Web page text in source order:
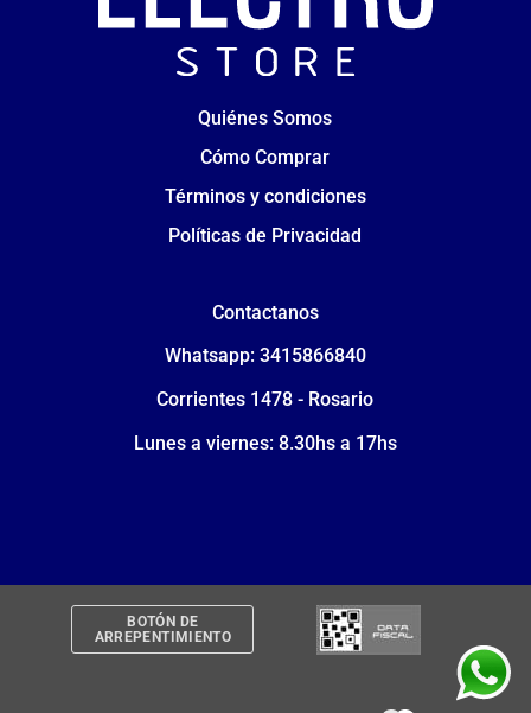
Quiénes Somos
Cómo Comprar
Términos y condiciones
Políticas de Privacidad
Contactanos
Whatsapp: 3415866840
Corrientes 1478 - Rosario
Lunes a viernes: 8.30hs a 17hs
BOTÓN DE
ARREPENTIMIENTO